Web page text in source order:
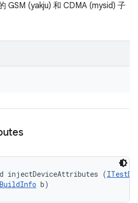
GSM (yakju) 和 CDMA (mysid) 子
injectDeviceAttributes (
b)